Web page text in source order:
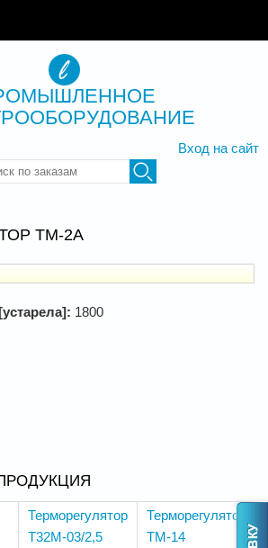
Вход на сайт
ключевые слова для
ТМ-2А
1800
Терморегулятор
Т32М-03/2,5
Терморегулятор
ТМ-14